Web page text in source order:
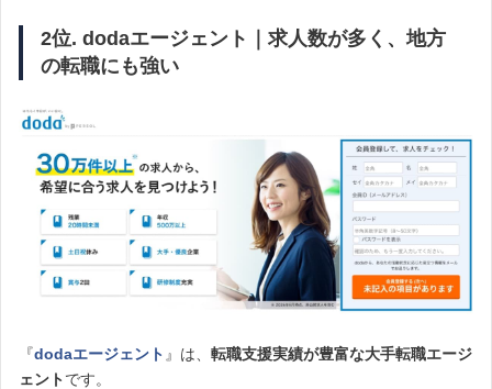
2位. dodaエージェント｜求人数が多く、地方
の転職にも強い
『dodaエージェント 』は、 転職支援実績が豊富な大手転職エージ
ェントです。